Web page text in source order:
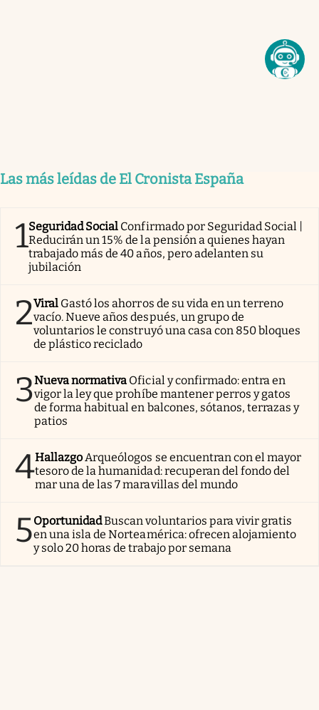
Las más leídas de El Cronista España
1Seguridad Social Confirmado por Seguridad Social |
Reducirán un 15% de la pensión a quienes hayan
trabajado más de 40 años, pero adelanten su
jubilación
2Viral Gastó los ahorros de su vida en un terreno
vacío. Nueve años después, un grupo de
voluntarios le construyó una casa con 850 bloques
de plástico reciclado
3Nueva normativa Oficial y confirmado: entra en
vigor la ley que prohíbe mantener perros y gatos
de forma habitual en balcones, sótanos, terrazas y
patios
4Hallazgo Arqueólogos se encuentran con el mayor
tesoro de la humanidad: recuperan del fondo del
mar una de las 7 maravillas del mundo
5OportunidadBuscan voluntarios para vivir gratis
en una isla de Norteamérica: ofrecen alojamiento
y solo 20 horas de trabajo por semana